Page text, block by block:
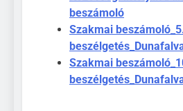
beszámoló
Szakmai
Szakmai